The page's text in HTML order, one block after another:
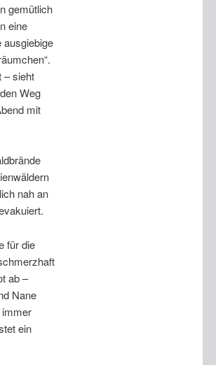
gemütlich
eine
– sieht
Weg
mit
nah an
für die
ab –
Nane
ein